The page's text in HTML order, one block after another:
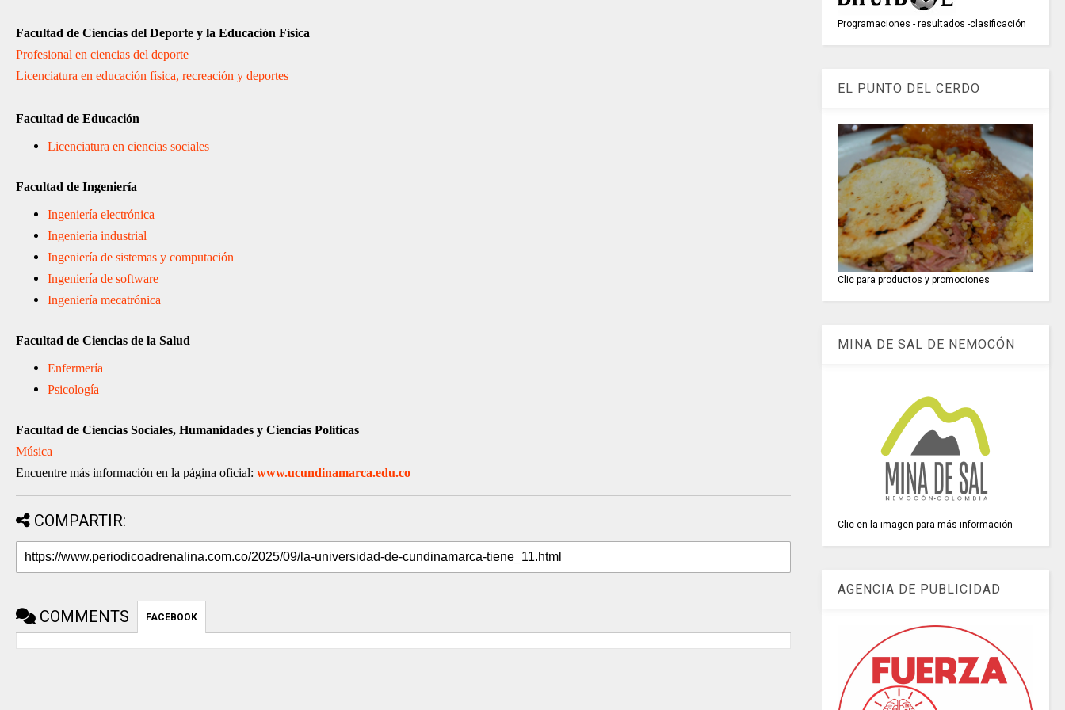
Facultad de Ciencias del Deporte y la Educación Física
Profesional en ciencias del deporte
Licenciatura en educación física, recreación y deportes
Facultad de Educación
Licenciatura en ciencias sociales
Facultad de Ingeniería
Ingeniería electrónica
Ingeniería industrial
Ingeniería de sistemas y computación
Ingeniería de software
Ingeniería mecatrónica
Facultad de Ciencias de la Salud
Enfermería
Psicología
Facultad de Ciencias Sociales, Humanidades y Ciencias Políticas
Música
Encuentre más información en la página oficial: www.ucundinamarca.edu.co
COMPARTIR:
COMMENTS FACEBOOK
Programaciones - resultados -clasificación
EL PUNTO DEL CERDO
Clic para productos y promociones
MINA DE SAL DE NEMOCÓN
Clic en la imagen para más información
AGENCIA DE PUBLICIDAD